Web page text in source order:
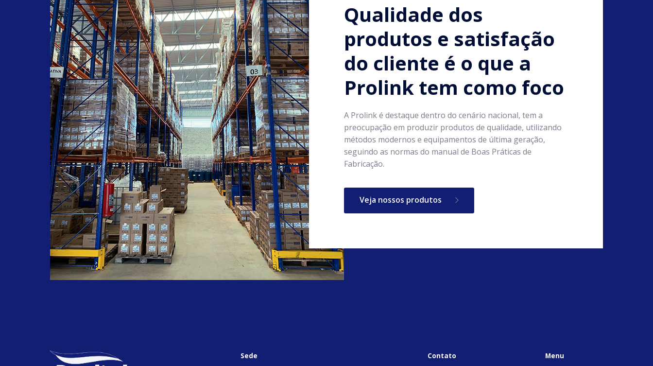
Qualidade dos
produtos e satisfação
do cliente é o que a
Prolink tem como foco
A Prolink é destaque dentro do cenário nacional, tem a
preocupação em produzir produtos de qualidade, utilizando
métodos modernos e equipamentos de última geração,
seguindo as normas do manual de Boas Práticas de
Fabricação.
Veja nossos produtos
Sede
Contato
Menu